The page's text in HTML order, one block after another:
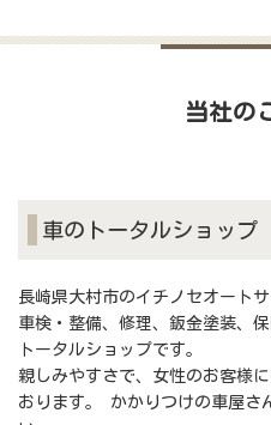
当社の
車のトータルショップ
長崎県大村市のイチノセオート
車検・整備、修理、鈑金塗装、
トータルショップです。
親しみやすさで、女性のお客様
おります。 かかりつけの車屋さ